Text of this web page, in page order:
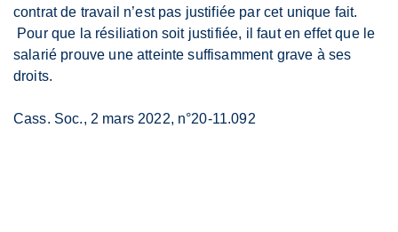
contrat de travail n’est pas justifiée par cet unique fait.
Pour que la résiliation soit justifiée, il faut en effet que le
salarié prouve une atteinte suffisamment grave à ses
droits.
Cass. Soc., 2 mars 2022, n°20-11.092